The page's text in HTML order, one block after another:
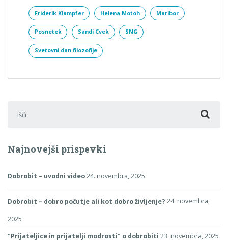
Friderik Klampfer Helena Motoh Maribor
Posnetek Sandi Cvek SNG
Svetovni dan filozofije
Najnovejši prispevki
Dobrobit – uvodni video24. novembra, 2025
Dobrobit – dobro počutje ali kot dobro življenje? 24. novembra,
2025
“Prijateljice in prijatelji modrosti” o dobrobiti 23. novembra, 2025